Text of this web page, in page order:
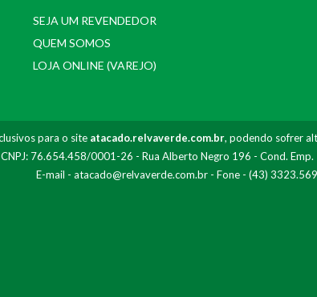
SEJA UM REVENDEDOR
QUEM SOMOS
LOJA ONLINE (VAREJO)
para o site atacado.relvaverde.com.br, podendo sofrer
CNPJ: 76.654.458/0001-26 - Rua Alberto Negro 196 - Cond.
E-mail - atacado@relvaverde.com.br- Fone - (43)